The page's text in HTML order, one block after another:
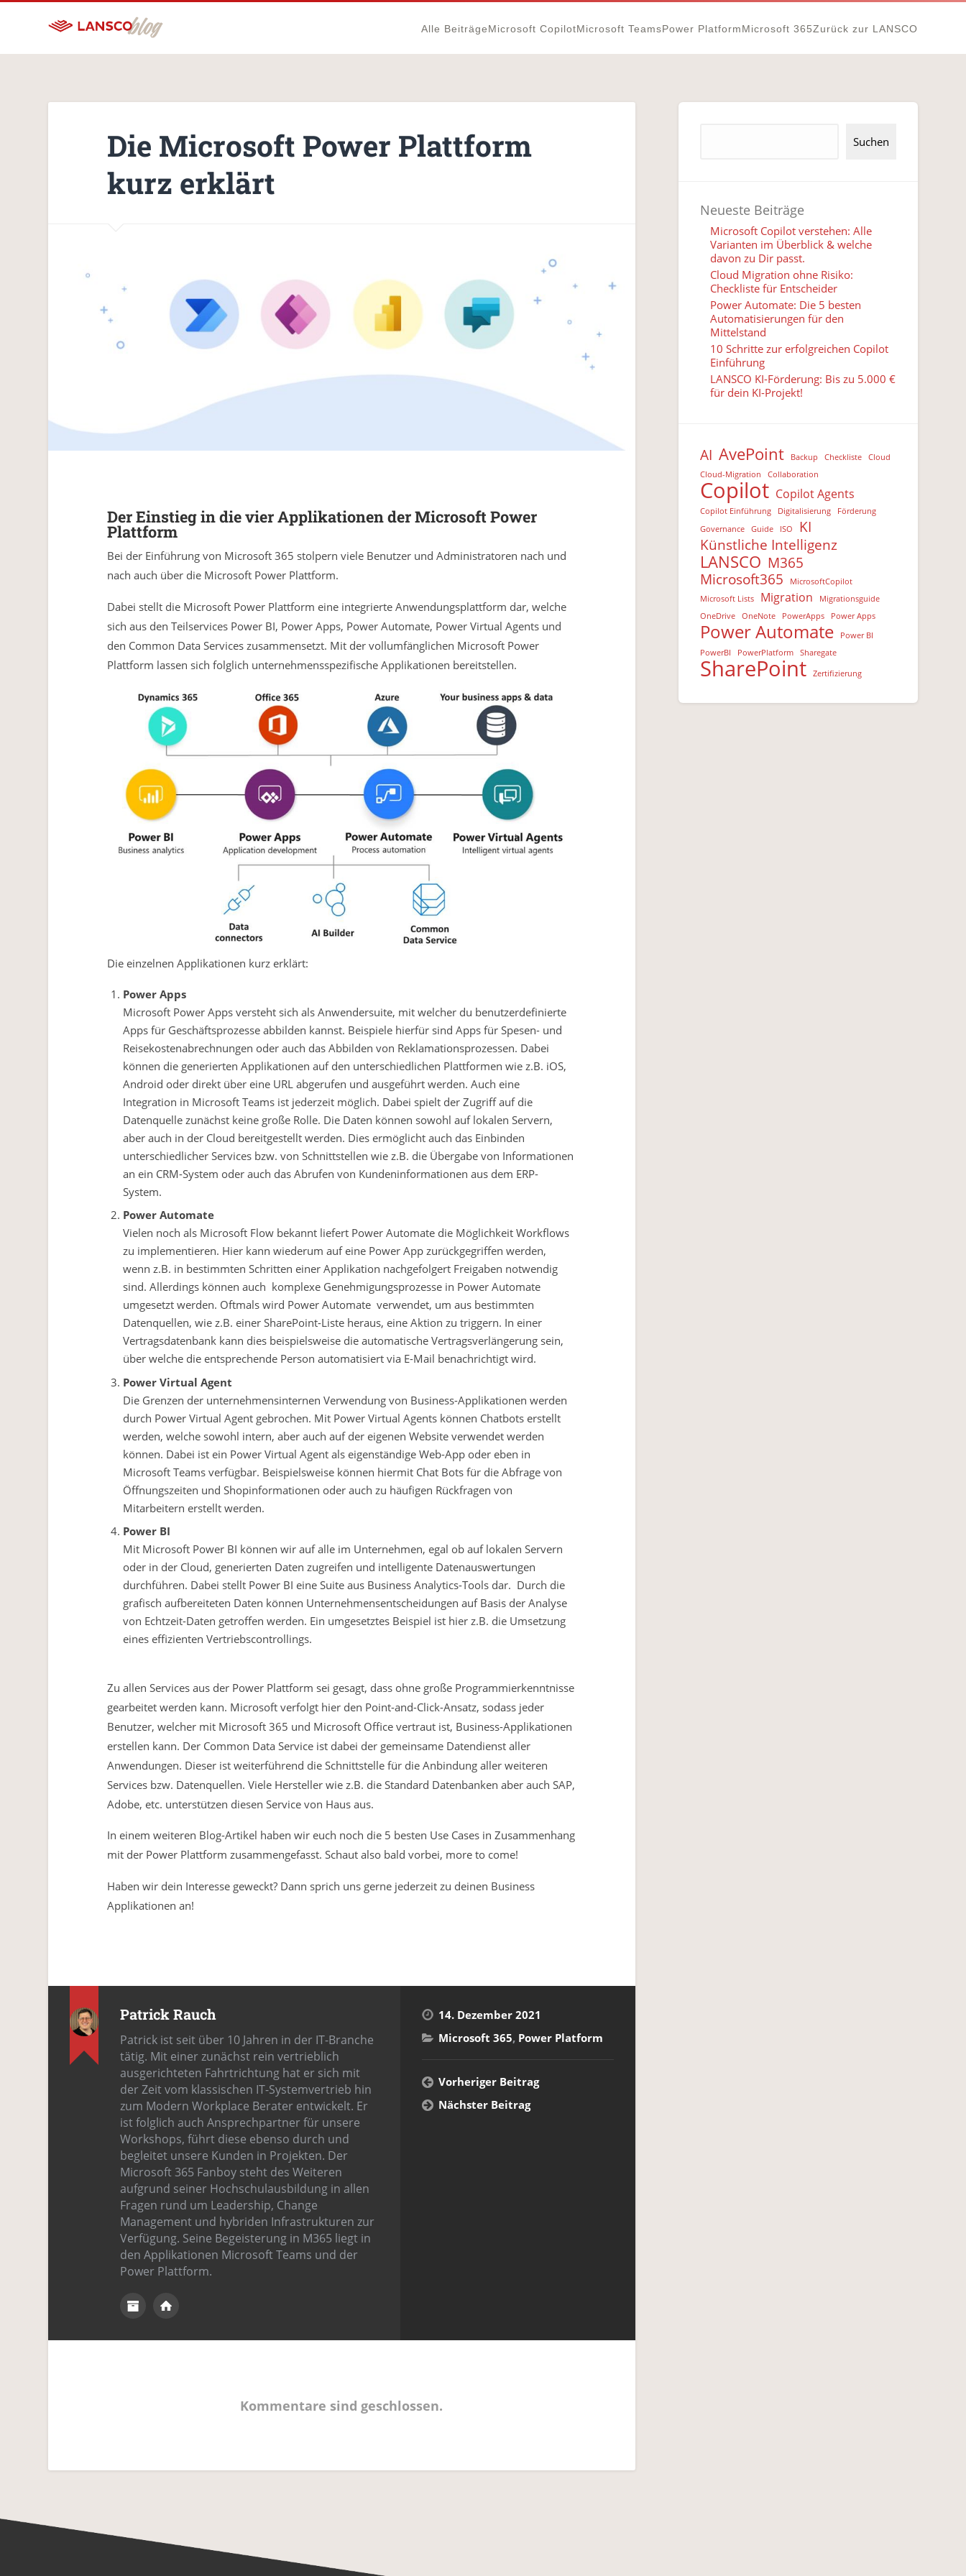
Alle Beiträge Microsoft Copilot Microsoft Teams Power Platform Microsoft 365Zurück zur LANSCO
Die Microsoft Power Plattform
kurz erklärt
Der Einstieg in die vier Applikationen der Microsoft Power
Plattform
Bei der Einführung von Microsoft 365 stolpern viele Benutzer und Administratoren nach und
nach auch über die Microsoft Power Plattform.
Dabei stellt die Microsoft Power Plattform eine integrierte Anwendungsplattform dar, welche
sich aus den Teilservices Power BI, Power Apps, Power Automate, Power Virtual Agents und
den Common Data Services zusammensetzt. Mit der vollumfänglichen Microsoft Power
Plattform lassen sich folglich unternehmensspezifische Applikationen bereitstellen.
Die einzelnen Applikationen kurz erklärt:
Power Apps
Microsoft Power Apps versteht sich als Anwendersuite, mit welcher du benutzerdefinierte
Apps für Geschäftsprozesse abbilden kannst. Beispiele hierfür sind Apps für Spesen- und
Reisekostenabrechnungen oder auch das Abbilden von Reklamationsprozessen. Dabei
können die generierten Applikationen auf den unterschiedlichen Plattformen wie z.B. iOS,
Android oder direkt über eine URL abgerufen und ausgeführt werden. Auch eine
Integration in Microsoft Teams ist jederzeit möglich. Dabei spielt der Zugriff auf die
Datenquelle zunächst keine große Rolle. Die Daten können sowohl auf lokalen Servern,
aber auch in der Cloud bereitgestellt werden. Dies ermöglicht auch das Einbinden
unterschiedlicher Services bzw. von Schnittstellen wie z.B. die Übergabe von Informationen
an ein CRM-System oder auch das Abrufen von Kundeninformationen aus dem ERP-
System.
Power Automate
Vielen noch als Microsoft Flow bekannt liefert Power Automate die Möglichkeit Workflows
zu implementieren. Hier kann wiederum auf eine Power App zurückgegriffen werden,
wenn z.B. in bestimmten Schritten einer Applikation nachgefolgert Freigaben notwendig
sind. Allerdings können auch komplexe Genehmigungsprozesse in Power Automate
umgesetzt werden. Oftmals wird Power Automate verwendet, um aus bestimmten
Datenquellen, wie z.B. einer SharePoint-Liste heraus, eine Aktion zu triggern. In einer
Vertragsdatenbank kann dies beispielsweise die automatische Vertragsverlängerung sein,
über welche die entsprechende Person automatisiert via E-Mail benachrichtigt wird.
Power Virtual Agent
Die Grenzen der unternehmensinternen Verwendung von Business-Applikationen werden
durch Power Virtual Agent gebrochen. Mit Power Virtual Agents können Chatbots erstellt
werden, welche sowohl intern, aber auch auf der eigenen Website verwendet werden
können. Dabei ist ein Power Virtual Agent als eigenständige Web-App oder eben in
Microsoft Teams verfügbar. Beispielsweise können hiermit Chat Bots für die Abfrage von
Öffnungszeiten und Shopinformationen oder auch zu häufigen Rückfragen von
Mitarbeitern erstellt werden.
Power BI
Mit Microsoft Power BI können wir auf alle im Unternehmen, egal ob auf lokalen Servern
oder in der Cloud, generierten Daten zugreifen und intelligente Datenauswertungen
durchführen. Dabei stellt Power BI eine Suite aus Business Analytics-Tools dar. Durch die
grafisch aufbereiteten Daten können Unternehmensentscheidungen auf Basis der Analyse
von Echtzeit-Daten getroffen werden. Ein umgesetztes Beispiel ist hier z.B. die Umsetzung
eines effizienten Vertriebscontrollings.
Zu allen Services aus der Power Plattform sei gesagt, dass ohne große Programmierkenntnisse
gearbeitet werden kann. Microsoft verfolgt hier den Point-and-Click-Ansatz, sodass jeder
Benutzer, welcher mit Microsoft 365 und Microsoft Office vertraut ist, Business-Applikationen
erstellen kann. Der Common Data Service ist dabei der gemeinsame Datendienst aller
Anwendungen. Dieser ist weiterführend die Schnittstelle für die Anbindung aller weiteren
Services bzw. Datenquellen. Viele Hersteller wie z.B. die Standard Datenbanken aber auch SAP,
Adobe, etc. unterstützen diesen Service von Haus aus.
In einem weiteren Blog-Artikel haben wir euch noch die 5 besten Use Cases in Zusammenhang
mit der Power Plattform zusammengefasst. Schaut also bald vorbei, more to come!
Haben wir dein Interesse geweckt? Dann sprich uns gerne jederzeit zu deinen Business
Applikationen an!
Patrick Rauch
Patrick ist seit über 10 Jahren in der IT-Branche
tätig. Mit einer zunächst rein vertrieblich
ausgerichteten Fahrtrichtung hat er sich mit
der Zeit vom klassischen IT-Systemvertrieb hin
zum Modern Workplace Berater entwickelt. Er
ist folglich auch Ansprechpartner für unsere
Workshops, führt diese ebenso durch und
begleitet unsere Kunden in Projekten. Der
Microsoft 365 Fanboy steht des Weiteren
aufgrund seiner Hochschulausbildung in allen
Fragen rund um Leadership, Change
Management und hybriden Infrastrukturen zur
Verfügung. Seine Begeisterung in M365 liegt in
den Applikationen Microsoft Teams und der
Power Plattform.
14. Dezember 2021
Microsoft 365, Power Platform
Vorheriger Beitrag
Nächster Beitrag
Kommentare sind geschlossen.
Suchen
Neueste Beiträge
Microsoft Copilot verstehen: Alle
Varianten im Überblick & welche
davon zu Dir passt.
Cloud Migration ohne Risiko:
Checkliste für Entscheider
Power Automate: Die 5 besten
Automatisierungen für den
Mittelstand
10 Schritte zur erfolgreichen Copilot
Einführung
LANSCO KI-Förderung: Bis zu 5.000 €
für dein KI-Projekt!
AI AvePoint Backup Checkliste
Cloud
Cloud-Migration
Collaboration
Copilot Copilot Agents
Copilot Einführung Digitalisierung
Förderung
Governance
Guide ISO
KI
Künstliche Intelligenz
LANSCO M365
Microsoft365
MicrosoftCopilot
Microsoft Lists
Migration
Migrationsguide
OneDrive
OneNote PowerApps Power Apps
Power Automate
Power BI
PowerBI
PowerPlatform Sharegate
SharePoint Zertifizierung